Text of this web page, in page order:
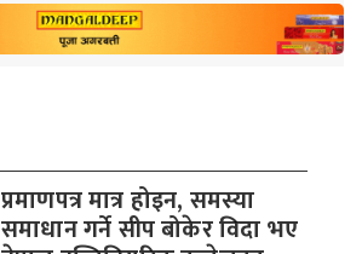
प्रमाणपत्र मात्र होइन, समस्या
समाधान गर्ने सीप बोकेर विदा भए